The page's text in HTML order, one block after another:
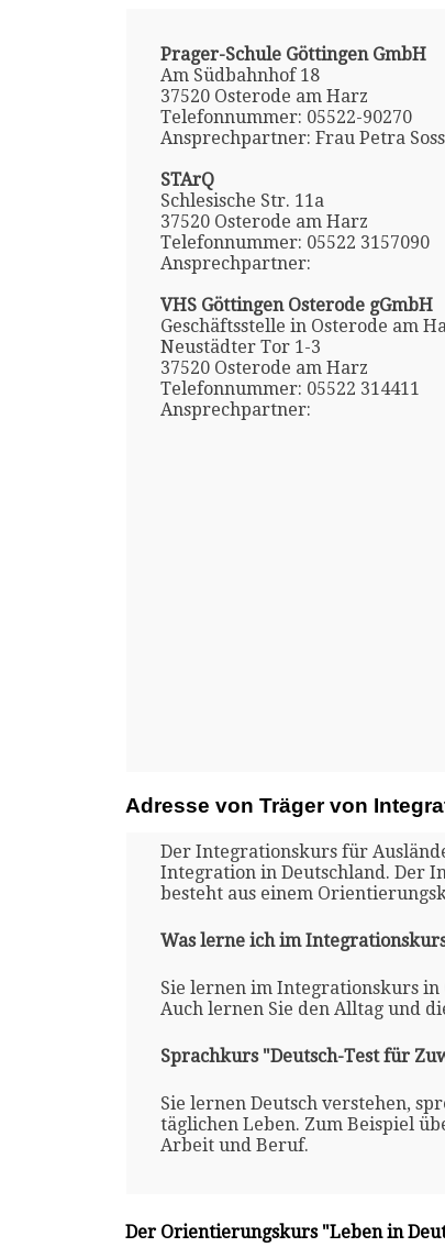
Prager-Schule Göttingen GmbH
Am Südbahnhof 18
37520 Osterode am Harz
Telefonnummer: 05522-90270
Ansprechpartner: Frau Petra
STArQ
Schlesische Str. 11a
37520 Osterode am Harz
Telefonnummer: 05522 3157090
Ansprechpartner:
VHS Göttingen Osterode gGmbH
Geschäftsstelle in Osterode am
Neustädter Tor 1-3
37520 Osterode am Harz
Telefonnummer: 05522 314411
Ansprechpartner:
Adresse von Träger von
Der Integrationskurs für
Integration in Deutschland. Der
besteht aus einem
Was lerne ich im
Sie lernen im Integrationskurs in
Auch lernen Sie den Alltag und
Sprachkurs "Deutsch-Test für
Sie lernen Deutsch verstehen,
täglichen Leben. Zum Beispiel
Arbeit und Beruf.
Der Orientierungskurs "Leben in